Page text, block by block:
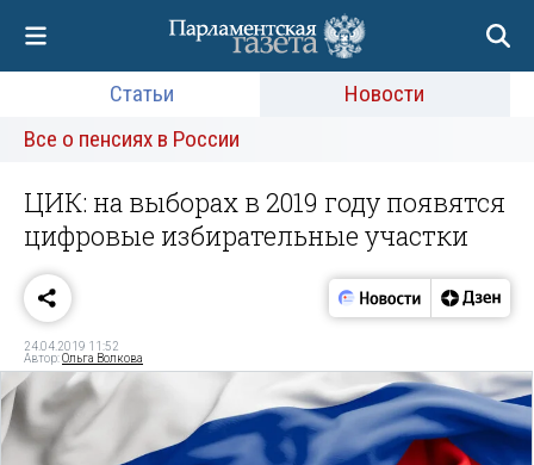
Статьи
Новости
Все о пенсиях в России
ЦИК: на выборах в 2019 году появятся
цифровые избирательные участки
24.04.2019 11:52
Автор:Ольга Волкова